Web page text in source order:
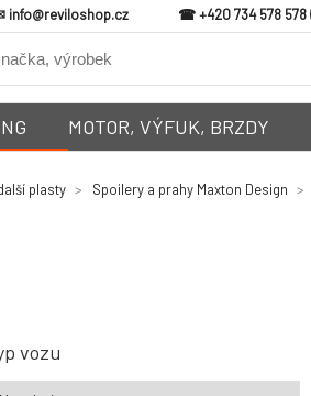
info@reviloshop.cz +420 734 578 578
MOTOR, VÝFUK, BRZDY
plasty Spoilery a prahy Maxton Design
vozu